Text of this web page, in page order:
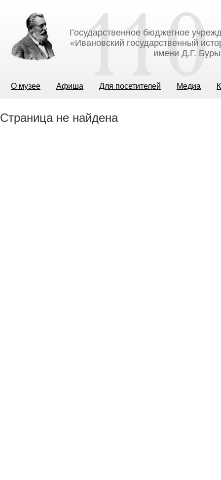
Государственное бюджетное
«Ивановский государственный
имени Д.Г.
О музее Афиша Для посетителей Медиа
Страница не найдена